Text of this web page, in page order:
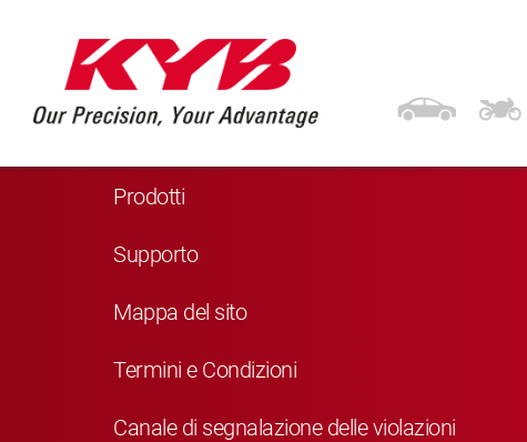
Navigazione
Prodotti
Supporto
Mappa del sito
Termini e Condizioni
Canale di segnalazione delle violazioni